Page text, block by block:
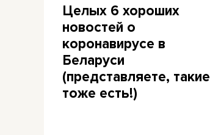
Целых 6 хороших
новостей о
коронавирусе в
Беларуси
(представляете, такие
тоже есть!)